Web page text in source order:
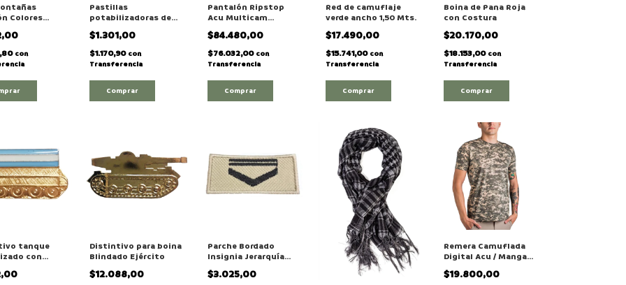
Colores
con
Pastillas
potabilizadoras de
Agua Pyam x 1 Blíster
de 10 comprimidos
$1.301,00
$1.170,90 con
Transferencia
Pantalón Ripstop
Acu Multicam
Táctico
$84.480,00
$76.032,00 con
Transferencia
Comprar
Red de camuflaje
verde ancho 1,50 Mts.
$17.490,00
$15.741,00 con
Transferencia
Comprar
Boina de Pana Roja
con Costura
$20.170,00
$18.153,00 con
Transferencia
Comprar
tanque
con
Distintivo para boina
Blindado Ejército
$12.088,00
Parche Bordado
Insignia Jerarquía
Ejército "Voluntario
de 1°"
$3.025,00
Remera Camuflada
Digital Acu / Manga
Corta
$19.800,00